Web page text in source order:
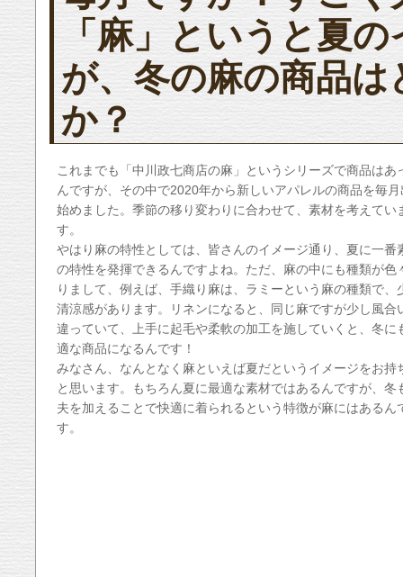
「麻」というと夏
が、冬の麻の商品
か？
これまでも「中川政七商店の麻」というシリーズで商品はあ
んですが、その中で2020年から新しいアパレルの商品を毎月
始めました。季節の移り変わりに合わせて、素材を考えてい
す。
やはり麻の特性としては、皆さんのイメージ通り、夏に一番
の特性を発揮できるんですよね。ただ、麻の中にも種類が色
りまして、例えば、手織り麻は、ラミーという麻の種類で、
清涼感があります。リネンになると、同じ麻ですが少し風合
違っていて、上手に起毛や柔軟の加工を施していくと、冬に
適な商品になるんです！
みなさん、なんとなく麻といえば夏だというイメージをお持
と思います。もちろん夏に最適な素材ではあるんですが、冬
夫を加えることで快適に着られるという特徴が麻にはあるん
す。